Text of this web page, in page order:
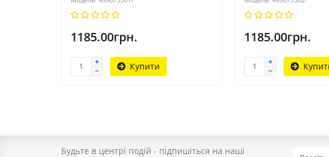
1185.00грн.
Купити
1185.00грн.
Будьте в центрі подій - підпишіться на наші